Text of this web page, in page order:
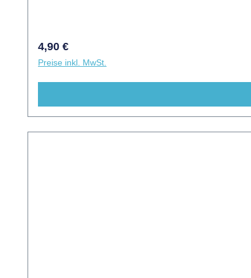
Regulärer Preis:
4,90 €
Preise inkl. MwSt.